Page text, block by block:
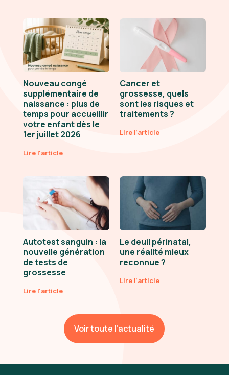
Nouveau congé
supplémentaire de
naissance : plus de
temps pour accueillir
votre enfant dès le
1er juillet 2026
Lire l'article
Cancer et
grossesse, quels
sont les risques et
traitements ?
Lire l'article
Autotest sanguin : la
nouvelle génération
de tests de
grossesse
Lire l'article
Le deuil périnatal,
une réalité mieux
reconnue ?
Lire l'article
Voir toute l'actualité